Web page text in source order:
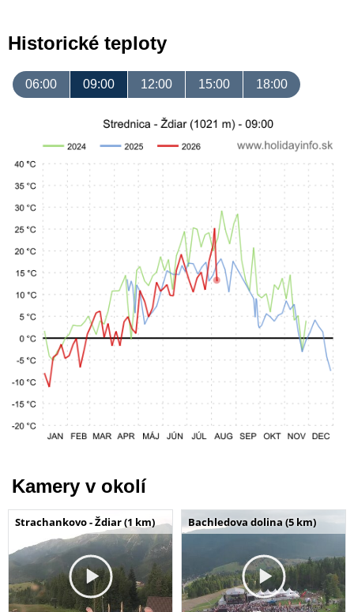
Historické teploty
06:00 09:00 12:00 15:00 18:00
Kamery v okolí
Strachankovo - Ždiar (1 km) Bachledova dolina (5 km)